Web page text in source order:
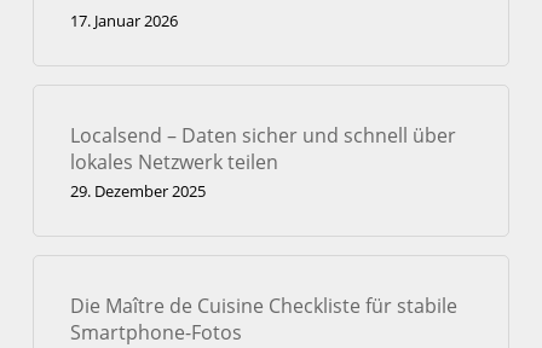
17. Januar 2026
Localsend – Daten sicher und schnell über
lokales Netzwerk teilen
29. Dezember 2025
Die Maître de Cuisine Checkliste für stabile
Smartphone-Fotos